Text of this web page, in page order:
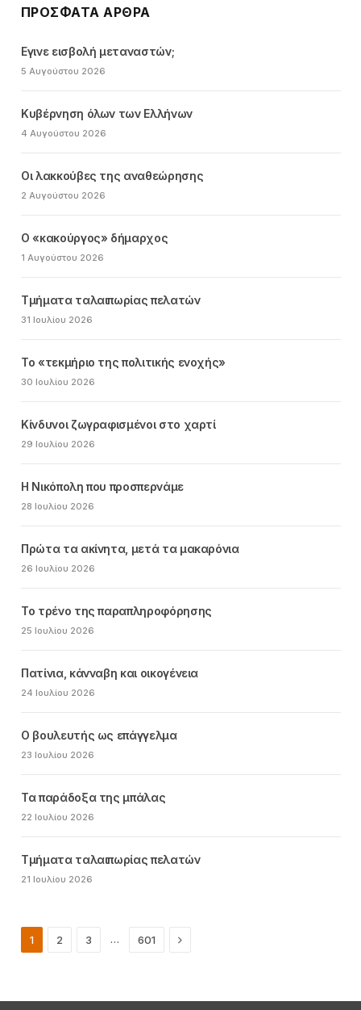
ΠΡΌΣΦΑΤΑ ΆΡΘΡΑ
Εγινε εισβολή μεταναστών;
5 Αυγούστου 2026
Κυβέρνηση όλων των Ελλήνων
4 Αυγούστου 2026
Οι λακκούβες της αναθεώρησης
2 Αυγούστου 2026
Ο «κακούργος» δήμαρχος
1 Αυγούστου 2026
Τμήματα ταλαιπωρίας πελατών
31 Ιουλίου 2026
Το «τεκμήριο της πολιτικής ενοχής»
30 Ιουλίου 2026
Κίνδυνοι ζωγραφισμένοι στο χαρτί
29 Ιουλίου 2026
Η Νικόπολη που προσπερνάμε
28 Ιουλίου 2026
Πρώτα τα ακίνητα, μετά τα μακαρόνια
26 Ιουλίου 2026
Το τρένο της παραπληροφόρησης
25 Ιουλίου 2026
Πατίνια, κάνναβη και οικογένεια
24 Ιουλίου 2026
Ο βουλευτής ως επάγγελμα
23 Ιουλίου 2026
Τα παράδοξα της μπάλας
22 Ιουλίου 2026
Τμήματα ταλαιπωρίας πελατών
21 Ιουλίου 2026
1 2 3 … 601 Next